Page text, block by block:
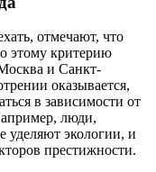
отмечают, что
этому критерию
и Санкт-
оказывается,
в зависимости от
люди,
уделяют экологии, и
престижности.